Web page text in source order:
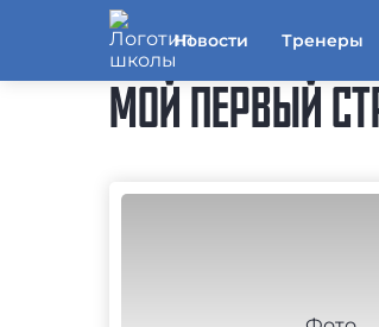
Новости Тренеры
МОЙ ПЕРВЫЙ